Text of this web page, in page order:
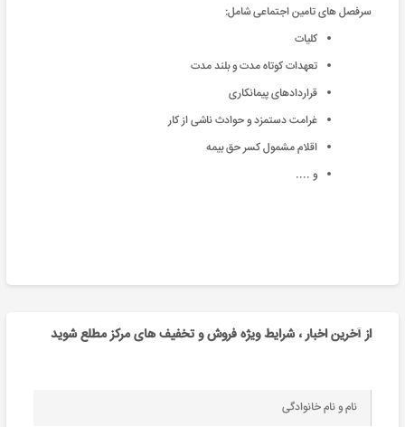
سرفصل های تامین اجتماعی شامل:
کلیات
تعهدات کوتاه مدت و بلند مدت
قراردادهای پیمانکاری
غرامت دستمزد و حوادث ناشی از کار
اقلام مشمول کسر حق بیمه
و ....
از آخرین اخبار ، شرایط ویژه فروش و تخفیف های مرکز مطلع شوید